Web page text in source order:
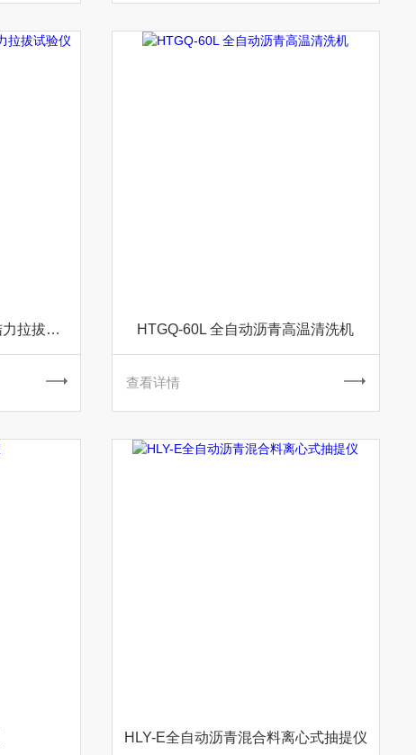
HTLB-3B 智能路面层间粘结力拉拔试验仪 HTGQ-60L 全自动沥青高温清洗机
查看详情
HLY-E全自动沥青混合料离心式抽提仪